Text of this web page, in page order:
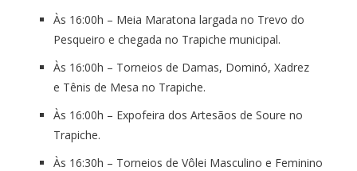
Às 16:00h – Meia Maratona largada no Trevo do
Pesqueiro e chegada no Trapiche municipal.
Às 16:00h – Torneios de Damas, Dominó, Xadrez
e Tênis de Mesa no Trapiche.
Às 16:00h – Expofeira dos Artesãos de Soure no
Trapiche.
Às 16:30h – Torneios de Vôlei Masculino e Feminino